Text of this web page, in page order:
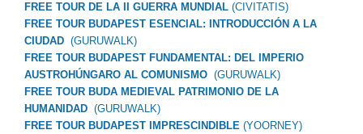
FREE TOUR DE LA II GUERRA MUNDIAL (CIVITATIS)
FREE TOUR BUDAPEST ESENCIAL: INTRODUCCIÓN A LA
CIUDAD (GURUWALK)
FREE TOUR BUDAPEST FUNDAMENTAL: DEL IMPERIO
AUSTROHÚNGARO AL COMUNISMO (GURUWALK)
FREE TOUR BUDA MEDIEVAL PATRIMONIO DE LA
HUMANIDAD (GURUWALK)
FREE TOUR BUDAPEST IMPRESCINDIBLE (YOORNEY)